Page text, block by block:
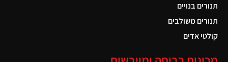
תנורים בנויים
תנורים משולבים
קולטי אדים